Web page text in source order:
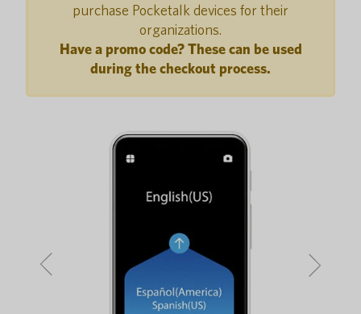
purchase Pocketalk devices for their
organizations.
Have a promo code? These can be used
during the checkout process.